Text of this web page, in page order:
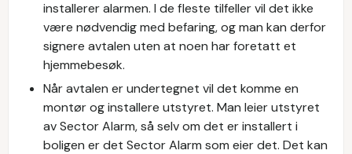
installerer alarmen. I de fleste tilfeller vil det ikke
være nødvendig med befaring, og man kan derfor
signere avtalen uten at noen har foretatt et
hjemmebesøk.
Når avtalen er undertegnet vil det komme en
montør og installere utstyret. Man leier utstyret
av Sector Alarm, så selv om det er installert i
boligen er det Sector Alarm som eier det. Det kan